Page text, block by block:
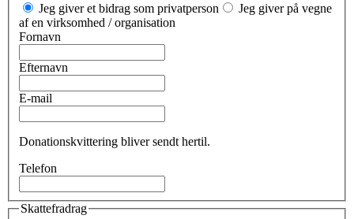
Jeg giver et bidrag som privatperson
Jeg giver på vegne
af en virksomhed / organisation
Fornavn
Efternavn
E-mail
Donationskvittering bliver sendt hertil.
Telefon
Skattefradrag